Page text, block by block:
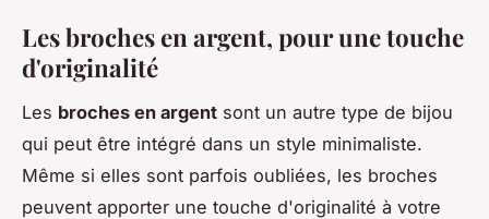
Les broches en argent, pour une touche
d'originalité
Les broches en argent sont un autre type de bijou
qui peut être intégré dans un style minimaliste.
Même si elles sont parfois oubliées, les broches
peuvent apporter une touche d'originalité à votre